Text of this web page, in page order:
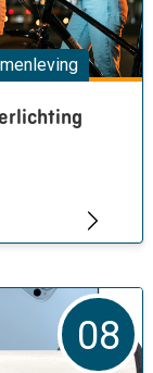
08